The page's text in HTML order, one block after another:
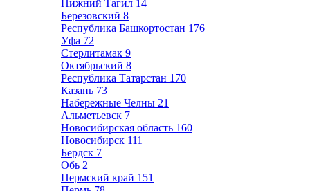
Нижний Тагил 14
Березовский 8
Республика Башкортостан 176
Уфа 72
Стерлитамак 9
Октябрьский 8
Республика Татарстан 170
Казань 73
Набережные Челны 21
Альметьевск 7
Новосибирская область 160
Новосибирск 111
Бердск 7
Обь 2
Пермский край 151